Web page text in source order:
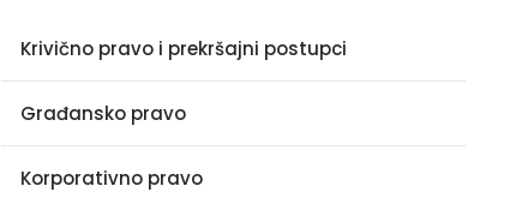
Krivično pravo i prekršajni postupci
Građansko pravo
Korporativno pravo